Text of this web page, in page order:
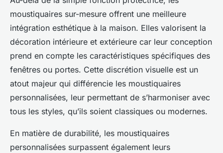
moustiquaires sur-mesure offrent une meilleure
intégration esthétique à la maison. Elles valorisent la
décoration intérieure et extérieure car leur conception
prend en compte les caractéristiques spécifiques des
fenêtres ou portes. Cette discrétion visuelle est un
atout majeur qui différencie les moustiquaires
personnalisées, leur permettant de s’harmoniser avec
tous les styles, qu’ils soient classiques ou modernes.
En matière de durabilité, les moustiquaires
personnalisées surpassent également leurs